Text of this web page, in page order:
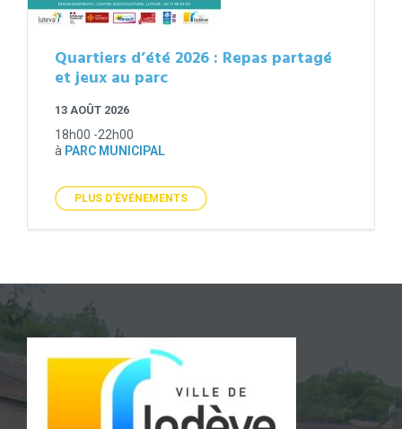
Quartiers d’été 2026 : Repas partagé
et jeux au parc
13 AOÛT 2026
18h00 -22h00
à PARC MUNICIPAL
PLUS D'ÉVÉNEMENTS